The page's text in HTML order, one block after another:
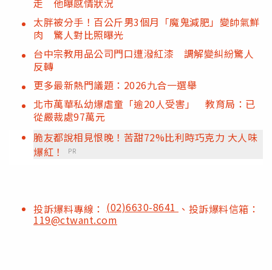
走 他曝感情狀況
太胖被分手！百公斤男3個月「魔鬼減肥」變帥氣鮮
肉 驚人對比照曝光
台中宗教用品公司門口遭潑紅漆 調解變糾紛驚人
反轉
更多最新熱門議題：2026九合一選舉
北市萬華私幼爆虐童「逾20人受害」 教育局：已
從嚴裁處97萬元
脆友都說相見恨晚！苦甜72%比利時巧克力 大人味
爆紅！
PR
投訴爆料專線： (02)6630-8641 、投訴爆料信箱：
119@ctwant.com